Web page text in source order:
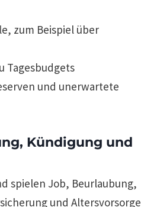
zum Beispiel über
Tagesbudgets
und unerwartete
Kündigung und
spielen Job, Beurlaubung,
und Altersvorsorge